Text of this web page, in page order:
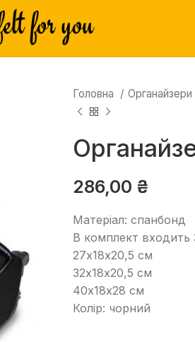
Головна Органайзери
286,00 ₴
Матеріал: спанбонд
В комплект входить
27х18х20,5 см
32х18х20,5 см
40х18х28 см
Колір: чорний